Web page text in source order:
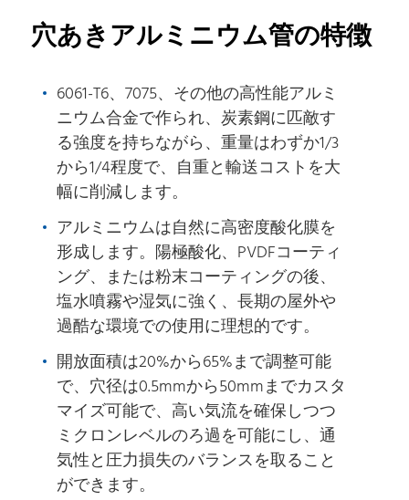
穴あきアルミニウム管の特徴
6061-T6、7075、その他の高性能アルミ
ニウム合金で作られ、炭素鋼に匹敵す
る強度を持ちながら、重量はわずか1/3
から1/4程度で、自重と輸送コストを大
幅に削減します。
アルミニウムは自然に高密度酸化膜を
形成します。陽極酸化、PVDFコーティ
ング、または粉末コーティングの後、
塩水噴霧や湿気に強く、長期の屋外や
過酷な環境での使用に理想的です。
開放面積は20%から65%まで調整可能
で、穴径は0.5mmから50mmまでカスタ
マイズ可能で、高い気流を確保しつつ
ミクロンレベルのろ過を可能にし、通
気性と圧力損失のバランスを取ること
ができます。